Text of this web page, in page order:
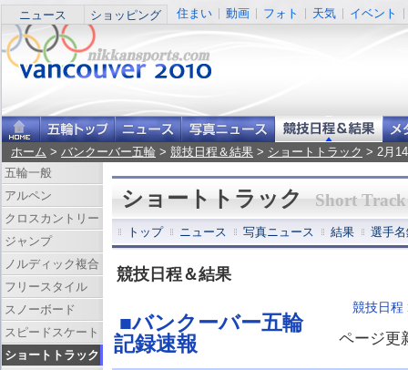
ニュース ショッピング 住まい 動画 フォト 天気 イベント
ホーム > バンクーバー五輪 > 競技日程＆結果 > ショートトラック > 2月
ショートトラック Short
トップ ニュース 写真ニュース 結果 選手
競技日程＆結果
■バンクーバー五輪
記録速報
競技日程
ページ更
五輪一般
アルペン
クロスカントリー
ジャンプ
ノルディック複合
フリースタイル
スノーボード
スピードスケート
ショートトラック